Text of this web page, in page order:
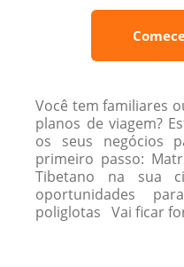
Você tem familiares
planos de viagem?
os seus negócios
primeiro passo:
Tibetano na sua
oportunidades
poliglotas Vai ficar